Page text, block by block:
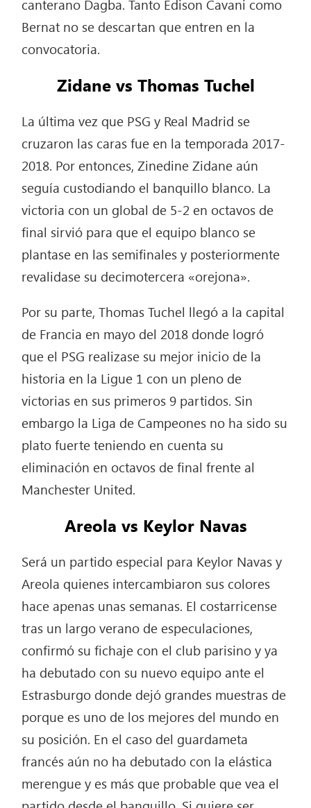
canterano Dagba. Tanto Edison Cavani como
Bernat no se descartan que entren en la
convocatoria.
Zidane vs Thomas Tuchel
La última vez que PSG y Real Madrid se
cruzaron las caras fue en la temporada 2017-
2018. Por entonces, Zinedine Zidane aún
seguía custodiando el banquillo blanco. La
victoria con un global de 5-2 en octavos de
final sirvió para que el equipo blanco se
plantase en las semifinales y posteriormente
revalidase su decimotercera «orejona».
Por su parte, Thomas Tuchel llegó a la capital
de Francia en mayo del 2018 donde logró
que el PSG realizase su mejor inicio de la
historia en la Ligue 1 con un pleno de
victorias en sus primeros 9 partidos. Sin
embargo la Liga de Campeones no ha sido su
plato fuerte teniendo en cuenta su
eliminación en octavos de final frente al
Manchester United.
Areola vs Keylor Navas
Será un partido especial para Keylor Navas y
Areola quienes intercambiaron sus colores
hace apenas unas semanas. El costarricense
tras un largo verano de especulaciones,
confirmó su fichaje con el club parisino y ya
ha debutado con su nuevo equipo ante el
Estrasburgo donde dejó grandes muestras de
porque es uno de los mejores del mundo en
su posición. En el caso del guardameta
francés aún no ha debutado con la elástica
merengue y es más que probable que vea el